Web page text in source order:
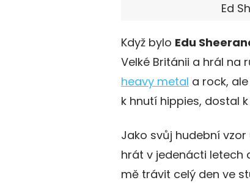
Ed
Když bylo Edu
Velké Británii a hrál na
heavy metal a rock,
k hnutí hippies, dostal
Jako svůj hudební
hrát v jedenácti letech
mě trávit celý den ve